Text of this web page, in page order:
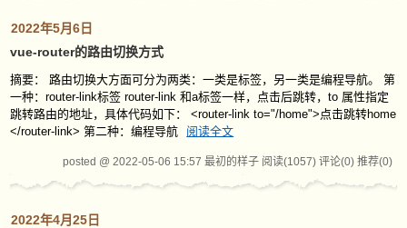
2022年5月6日
vue-router的路由切换方式
摘要： 路由切换大方面可分为两类：一类是标签，另一类是编程导航。 第
一种：router-link标签 router-link 和a标签一样，点击后跳转，to 属性指定
跳转路由的地址，具体代码如下： <router-link to="/home">点击跳转home
</router-link> 第二种：编程导航
阅读全文
posted @ 2022-05-06 15:57 最初的样子 阅读(1057) 评论(0) 推荐(0)
2022年4月25日